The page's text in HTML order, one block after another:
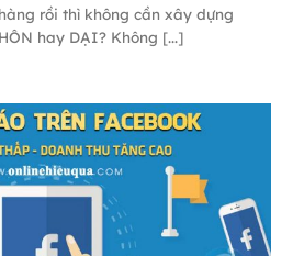
rồi thì không cần xây dựng
hay DẠI? Không [...]